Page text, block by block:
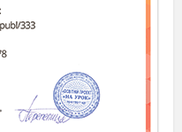
родиною, яка